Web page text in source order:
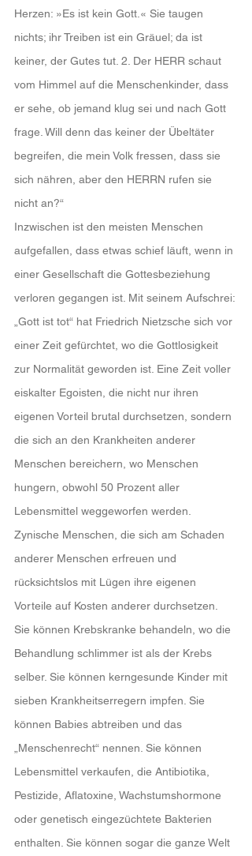
Herzen: »Es ist kein Gott.« Sie taugen
nichts; ihr Treiben ist ein Gräuel; da ist
keiner, der Gutes tut. 2. Der HERR schaut
vom Himmel auf die Menschenkinder, dass
er sehe, ob jemand klug sei und nach Gott
frage. Will denn das keiner der Übeltäter
begreifen, die mein Volk fressen, dass sie
sich nähren, aber den HERRN rufen sie
nicht an?“
Inzwischen ist den meisten Menschen
aufgefallen, dass etwas schief läuft, wenn in
einer Gesellschaft die Gottesbeziehung
verloren gegangen ist. Mit seinem Aufschrei:
„Gott ist tot“ hat Friedrich Nietzsche sich vor
einer Zeit gefürchtet, wo die Gottlosigkeit
zur Normalität geworden ist. Eine Zeit voller
eiskalter Egoisten, die nicht nur ihren
eigenen Vorteil brutal durchsetzen, sondern
die sich an den Krankheiten anderer
Menschen bereichern, wo Menschen
hungern, obwohl 50 Prozent aller
Lebensmittel weggeworfen werden.
Zynische Menschen, die sich am Schaden
anderer Menschen erfreuen und
rücksichtslos mit Lügen ihre eigenen
Vorteile auf Kosten anderer durchsetzen.
Sie können Krebskranke behandeln, wo die
Behandlung schlimmer ist als der Krebs
selber. Sie können kerngesunde Kinder mit
sieben Krankheitserregern impfen. Sie
können Babies abtreiben und das
„Menschenrecht“ nennen. Sie können
Lebensmittel verkaufen, die Antibiotika,
Pestizide, Aflatoxine, Wachstumshormone
oder genetisch eingezüchtete Bakterien
enthalten. Sie können sogar die ganze Welt